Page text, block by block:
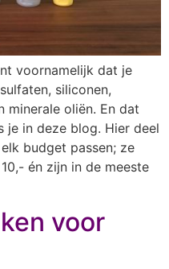
voornamelijk dat je
siliconen,
minerale oliën. En dat
je in deze blog. Hier deel
budget passen; ze
én zijn in de meeste
voor